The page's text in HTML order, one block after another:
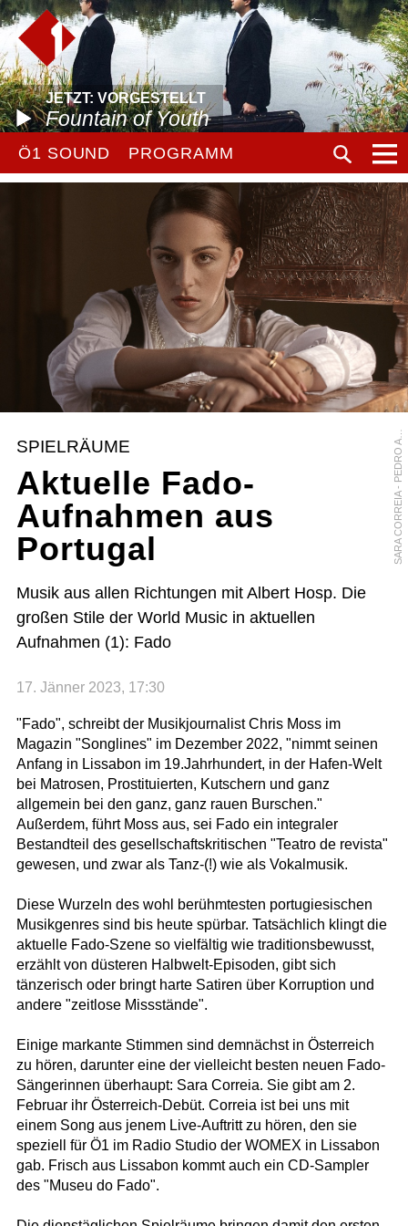
JETZT: VORGESTELLT
Fountain of Youth
Ö1 SOUND PROGRAMM
S
A
R
A
C
O
R
R
E
I
A
-
P
E
D
R
O
A
F
O
N
S
O
SPIELRÄUME
Aktuelle Fado-
Aufnahmen aus
Portugal
Musik aus allen Richtungen mit Albert Hosp. Die
großen Stile der World Music in aktuellen
Aufnahmen (1): Fado
17. Jänner 2023, 17:30
"Fado", schreibt der Musikjournalist Chris Moss im
Magazin "Songlines" im Dezember 2022, "nimmt seinen
Anfang in Lissabon im 19.Jahrhundert, in der Hafen-Welt
bei Matrosen, Prostituierten, Kutschern und ganz
allgemein bei den ganz, ganz rauen Burschen."
Außerdem, führt Moss aus, sei Fado ein integraler
Bestandteil des gesellschaftskritischen "Teatro de revista"
gewesen, und zwar als Tanz-(!) wie als Vokalmusik.
Diese Wurzeln des wohl berühmtesten portugiesischen
Musikgenres sind bis heute spürbar. Tatsächlich klingt die
aktuelle Fado-Szene so vielfältig wie traditionsbewusst,
erzählt von düsteren Halbwelt-Episoden, gibt sich
tänzerisch oder bringt harte Satiren über Korruption und
andere "zeitlose Missstände".
Einige markante Stimmen sind demnächst in Österreich
zu hören, darunter eine der vielleicht besten neuen Fado-
Sängerinnen überhaupt: Sara Correia. Sie gibt am 2.
Februar ihr Österreich-Debüt. Correia ist bei uns mit
einem Song aus jenem Live-Auftritt zu hören, den sie
speziell für Ö1 im Radio Studio der WOMEX in Lissabon
gab. Frisch aus Lissabon kommt auch ein CD-Sampler
des "Museu do Fado".